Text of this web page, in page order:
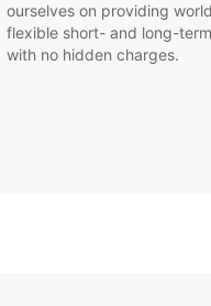
ourselves on providing
flexible short- and long-
with no hidden charges.